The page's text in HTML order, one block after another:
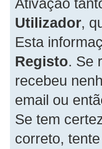
Utilizador,
Esta
Registo. Se
recebeu
email ou
Se tem
correto,